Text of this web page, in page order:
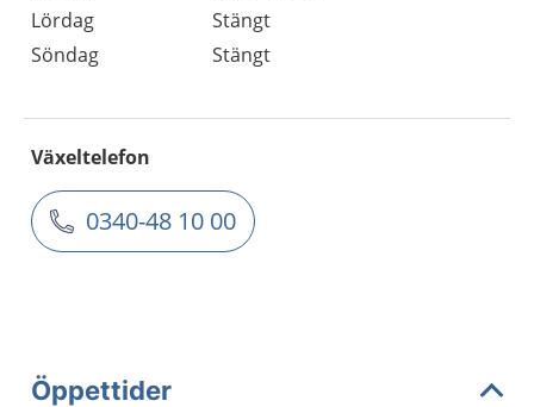
Lördag
Stängt
Söndag
Stängt
Växeltelefon
0340-48 10 00
Öppettider